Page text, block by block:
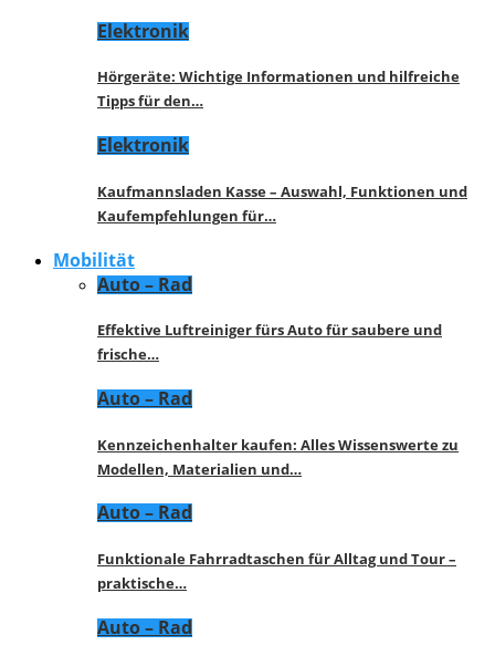
Elektronik
Hörgeräte: Wichtige Informationen und hilfreiche
Tipps für den…
Elektronik
Kaufmannsladen Kasse – Auswahl, Funktionen und
Kaufempfehlungen für…
Mobilität
Auto – Rad
Effektive Luftreiniger fürs Auto für saubere und
frische…
Auto – Rad
Kennzeichenhalter kaufen: Alles Wissenswerte zu
Modellen, Materialien und…
Auto – Rad
Funktionale Fahrradtaschen für Alltag und Tour –
praktische…
Auto – Rad